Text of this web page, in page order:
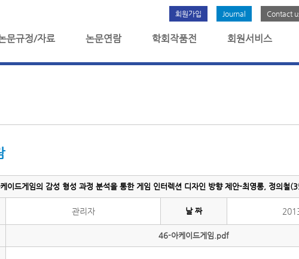
회원가입 Journal Contact
문규정/자료 논문연람 학회작품전 회원서비스
이드게임의 감성 형성 과정 분석을 통한 게임 인터렉션 디자인 방향 제안-최영롱, 정의철
관리자 날 짜
46-아케이드게임.pdf